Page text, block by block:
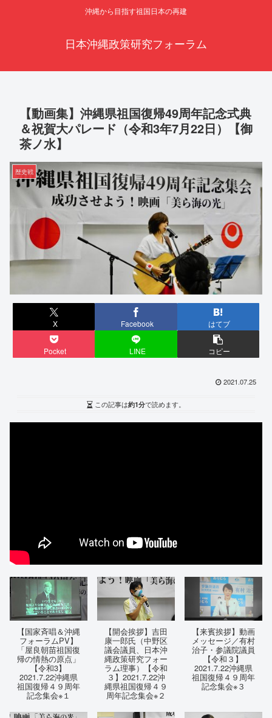
沖縄から目指す祖国日本の再建
日本沖縄政策研究フォーラム
【動画集】沖縄県祖国復帰49周年記念式典
＆祝賀大パレード（令和3年7月22日）【御
茶ノ水】
歴史戦
X Facebook はてブ
Pocket LINE コピー
2021.07.25
この記事は約1分で読めます。
【国家斉唱＆沖縄
フォーラムPV】
「屋良朝苗祖国復
帰の情熱の原点」
【令和3】
2021.7.22沖縄県
祖国復帰４９周年
記念集会※１
【開会挨拶】吉田
康一郎氏（中野区
議会議員、日本沖
縄政策研究フォー
ラム理事）【令和
３】2021.7.22沖
縄県祖国復帰４９
周年記念集会※２
【来賓挨拶】動画
メッセージ／有村
治子・参議院議員
【令和３】
2021.7.22沖縄県
祖国復帰４９周年
記念集会※３